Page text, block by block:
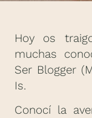
Hoy os
muchas
Ser Blogger
Is.
Conocí la